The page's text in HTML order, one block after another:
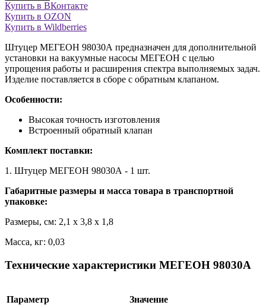
Купить в ВКонтакте
Купить в OZON
Купить в Wildberries
Штуцер МЕГЕОН 98030А предназначен для дополнительной
установки на вакуумные насосы МЕГЕОН с целью
упрощения работы и расширения спектра выполняемых задач.
Изделие поставляется в сборе с обратным клапаном.
Особенности:
Высокая точность изготовления
Встроенный обратный клапан
Комплект поставки:
1. Штуцер МЕГЕОН 98030А - 1 шт.
Габаритные размеры и масса товара в транспортной
упаковке:
Размеры, см: 2,1 x 3,8 x 1,8
Масса, кг: 0,03
Технические характеристики МЕГЕОН 98030А
Параметр Значение